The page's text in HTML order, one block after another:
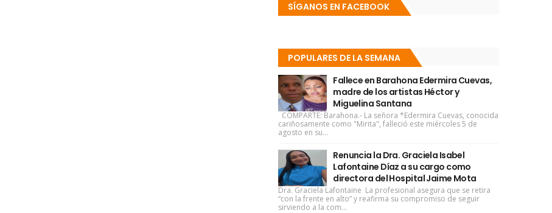
SÍGANOS EN FACEBOOK
POPULARES DE LA SEMANA
Fallece en Barahona Edermira Cuevas,
madre de los artistas Héctor y
Miguelina Santana
COMPARTE: Barahona.- La señora *Edermira Cuevas, conocida
cariñosamente como "Mirita", falleció este miércoles 5 de
agosto en su...
Renuncia la Dra. Graciela Isabel
Lafontaine Díaz a su cargo como
directora del Hospital Jaime Mota
Dra. Graciela Lafontaine La profesional asegura que se retira
“con la frente en alto” y reafirma su compromiso de seguir
sirviendo a la com...